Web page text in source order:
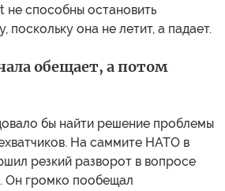
не способны остановить
она не летит, а падает.
обещает, а потом
бы найти решение проблемы
На саммите НАТО в
резкий разворот в вопросе
Он громко пообещал